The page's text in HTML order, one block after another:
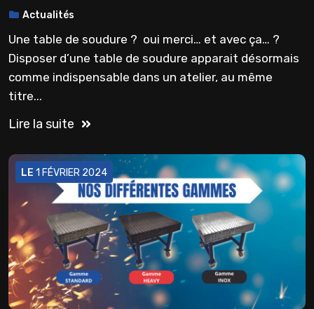
Actualités
Une table de soudure ? oui merci… et avec ça… ?
Disposer d’une table de soudure apparait désormais
comme indispensable dans un atelier, au même
titre...
Lire la suite
LE 1 FÉVRIER 2024